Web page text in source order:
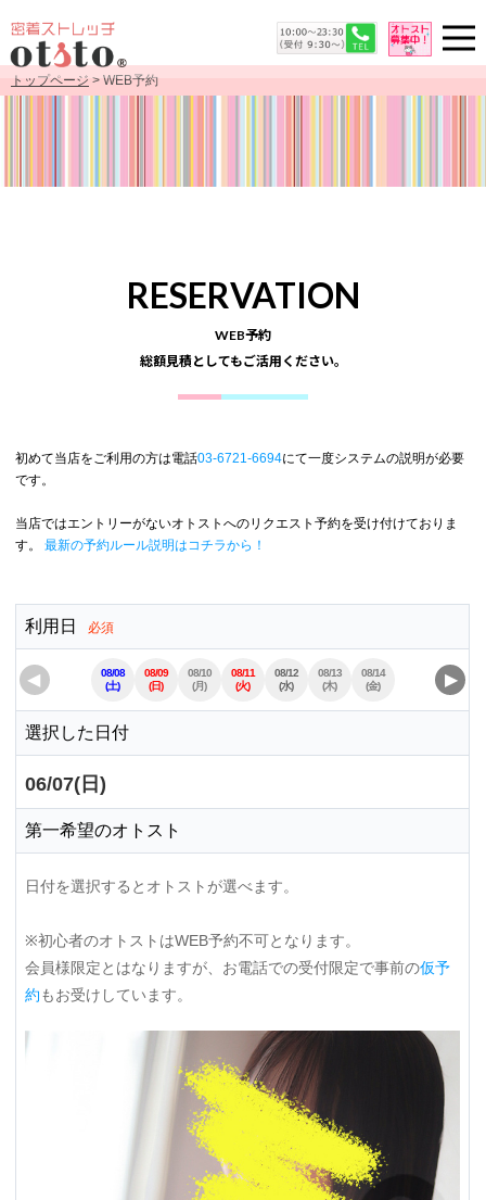
トップページ > WEB予約
RESERVATION
WEB予約
総額見積としてもご活用ください。
初めて当店をご利用の方は電話03-6721-6694にて一度システムの説明が必要
です。
当店ではエントリーがないオトストへのリクエスト予約を受け付けておりま
す。
最新の予約ルール説明はコチラから！
利用日 必須
◀
08/08
(土)
08/09
(日)
08/10
(月)
08/11
(火)
08/12
(水)
08/13
(木)
08/14
(金)
08/16
(日)
▶
選択した日付
06/07(日)
第一希望のオトスト
日付を選択するとオトストが選べます。
※初心者のオトストはWEB予約不可となります。
会員様限定とはなりますが、お電話での受付限定で事前の仮予
約もお受けしています。